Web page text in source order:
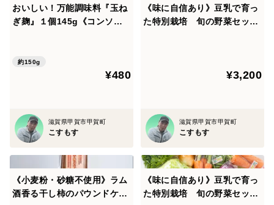
おいしい！万能調味料『玉ね
ぎ麹』１個145g《コンソ
注文可能
約150g
¥480
滋賀県甲賀市甲賀町
こすもす
《味に自信あり》豆乳で育っ
た特別栽培 旬の野菜セット
¥3,200
滋賀県甲賀市甲賀町
こすもす
《小麦粉・砂糖不使用》ラム
酒香る干し柿のパウンドケー
《味に自信あり》豆乳で育っ
た特別栽培 旬の野菜セット